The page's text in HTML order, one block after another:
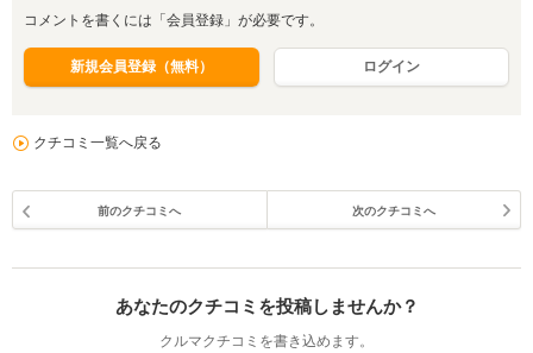
コメントを書くには「会員登録」が必要です。
新規会員登録（無料） ログイン
クチコミ一覧へ戻る
前のクチコミへ 次のクチコミへ
あなたのクチコミを投稿しませんか？
クルマクチコミを書き込めます。